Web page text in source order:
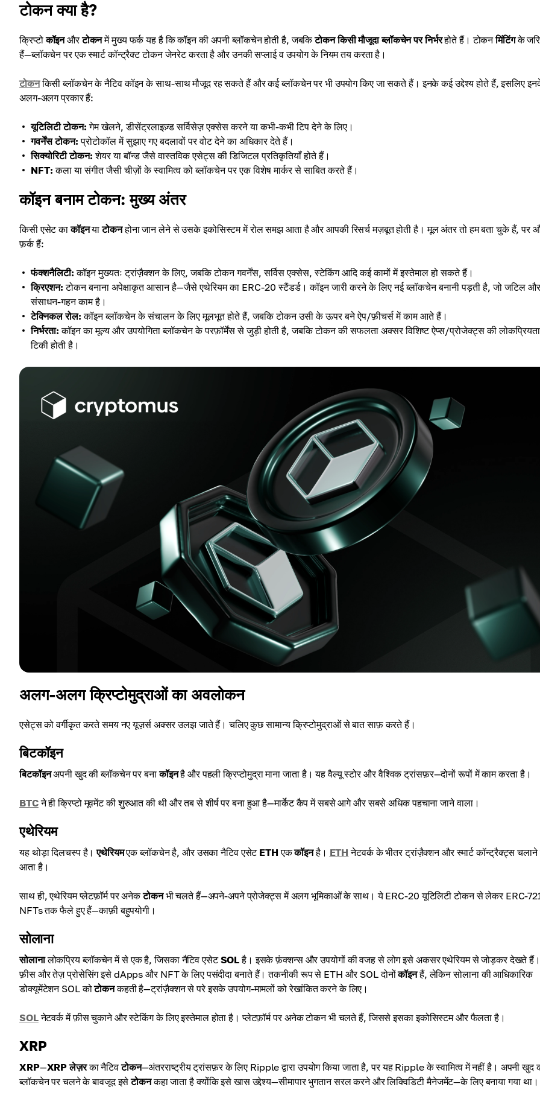
टोकन क्या है?
क्रिप्टोकॉइनऔरटोकनमें मुख्य फर्क यह है कि कॉइन की अपनी ब्लॉकचेन होती है, जबकिटोकन किसी मौजूदा ब्लॉकचेन पर निर्भरहोते हैं। टोकनमिंटिंगके
हैं—ब्लॉकचेन पर एक स्मार्ट कॉन्ट्रैक्ट टोकन जेनरेट करता है और उनकी सप्लाई व उपयोग के नियम तय करता है।
टोकनकिसी ब्लॉकचेन के नैटिव कॉइन के साथ-साथ मौजूद रह सकते हैं और कई ब्लॉकचेन पर भी उपयोग किए जा सकते हैं। इनके कई उद्देश्य होते हैं, इसलिए
अलग-अलग प्रकार हैं:
यूटिलिटी टोकन: गेम खेलने, डीसेंट्रलाइज़्ड सर्विसेज़ एक्सेस करने या कभी-कभी टिप देने के लिए।
गवर्नेंस टोकन: प्रोटोकॉल में सुझाए गए बदलावों पर वोट देने का अधिकार देते हैं।
सिक्योरिटी टोकन: शेयर या बॉन्ड जैसे वास्तविक एसेट्स की डिजिटल प्रतिकृतियाँ होते हैं।
NFT: कला या संगीत जैसी चीज़ों के स्वामित्व को ब्लॉकचेन पर एक विशेष मार्कर से साबित करते हैं।
कॉइन बनाम टोकन: मुख्य अंतर
किसी एसेट काकॉइनयाटोकनहोना जान लेने से उसके इकोसिस्टम में रोल समझ आता है और आपकी रिसर्च मज़बूत होती है। मूल अंतर तो हम बता चुके हैं, पर
फ़र्क हैं:
फंक्शनैलिटी: कॉइन मुख्यतः ट्रांज़ैक्शन के लिए, जबकि टोकन गवर्नेंस, सर्विस एक्सेस, स्टेकिंग आदि कई कामों में इस्तेमाल हो सकते हैं।
क्रिएशन: टोकन बनाना अपेक्षाकृत आसान है—जैसे एथेरियम का ERC-20 स्टैंडर्ड। कॉइन जारी करने के लिए नई ब्लॉकचेन बनानी पड़ती है, जो जटिल और
संसाधन-गहन काम है।
टेक्निकल रोल: कॉइन ब्लॉकचेन के संचालन के लिए मूलभूत होते हैं, जबकि टोकन उसी के ऊपर बने ऐप/फ़ीचर्स में काम आते हैं।
निर्भरता: कॉइन का मूल्य और उपयोगिता ब्लॉकचेन के परफ़ॉर्मेंस से जुड़ी होती है, जबकि टोकन की सफलता अक्सर विशिष्ट ऐप्स/प्रोजेक्ट्स की
टिकी होती है।
अलग-अलग क्रिप्टोमुद्राओं का अवलोकन
एसेट्स को वर्गीकृत करते समय नए यूज़र्स अक्सर उलझ जाते हैं। चलिए कुछ सामान्य क्रिप्टोमुद्राओं से बात साफ़ करते हैं।
बिटकॉइन
बिटकॉइनअपनी खुद की ब्लॉकचेन पर बनाकॉइनहै और पहली क्रिप्टोमुद्रा माना जाता है। यह वैल्यू स्टोर और वैश्विक ट्रांसफ़र—दोनों रूपों में काम करता है।
BTCने ही क्रिप्टो मूवमेंट की शुरुआत की थी और तब से शीर्ष पर बना हुआ है—मार्केट कैप में सबसे आगे और सबसे अधिक पहचाना जाने वाला।
एथेरियम
यह थोड़ा दिलचस्प है।एथेरियमएक ब्लॉकचेन है, और उसका नैटिव एसेट ETH एककॉइनहै। ETH नेटवर्क के भीतर ट्रांज़ैक्शन और स्मार्ट कॉन्ट्रैक्ट्स चलाने
आता है।
साथ ही, एथेरियम प्लेटफ़ॉर्म पर अनेकटोकनभी चलते हैं—अपने-अपने प्रोजेक्ट्स में अलग भूमिकाओं के साथ। ये ERC-20 यूटिलिटी टोकन से लेकर ERC-
NFTs तक फैले हुए हैं—काफ़ी बहुपयोगी।
सोलाना
सोलानालोकप्रिय ब्लॉकचेन में से एक है, जिसका नैटिव एसेटSOLहै। इसके फ़ंक्शन्स और उपयोगों की वजह से लोग इसे अकसर एथेरियम से जोड़कर देखते
फ़ीस और तेज़ प्रोसेसिंग इसे dApps और NFT के लिए पसंदीदा बनाते हैं। तकनीकी रूप से ETH और SOL दोनोंकॉइनहैं, लेकिन सोलाना की आधिकारिक
डोक्यूमेंटेशन SOL कोटोकनकहती है—ट्रांज़ैक्शन से परे इसके उपयोग-मामलों को रेखांकित करने के लिए।
SOLनेटवर्क में फ़ीस चुकाने और स्टेकिंग के लिए इस्तेमाल होता है। प्लेटफ़ॉर्म पर अनेक टोकन भी चलते हैं, जिससे इसका इकोसिस्टम और फैलता है।
XRP
XRP—XRP लेज़रका नैटिवटोकन—अंतरराष्ट्रीय ट्रांसफ़र के लिए Ripple द्वारा उपयोग किया जाता है, पर यह Ripple के स्वामित्व में नहीं है। अपनी खुद
ब्लॉकचेन पर चलने के बावजूद इसेटोकनकहा जाता है क्योंकि इसे खास उद्देश्य—सीमापार भुगतान सरल करने और लिक्विडिटी मैनेजमेंट—के लिए बनाया गया था।